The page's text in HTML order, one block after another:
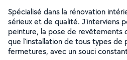
Spécialisé dans la rénovation
sérieux et de qualité. J'interviens
peinture, la pose de revêtements
que l'installation de tous types de
fermetures, avec un souci